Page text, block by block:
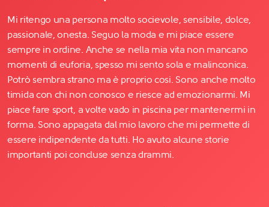
Mi ritengo una persona molto socievole, sensibile, dolce,
passionale, onesta. Seguo la moda e mi piace essere
sempre in ordine. Anche se nella mia vita non mancano
momenti di euforia, spesso mi sento sola e malinconica.
Potrò sembra strano ma è proprio cosi. Sono anche molto
timida con chi non conosco e riesce ad emozionarmi. Mi
piace fare sport, a volte vado in piscina per mantenermi in
forma. Sono appagata dal mio lavoro che mi permette di
essere indipendente da tutti. Ho avuto alcune storie
importanti poi concluse senza drammi.